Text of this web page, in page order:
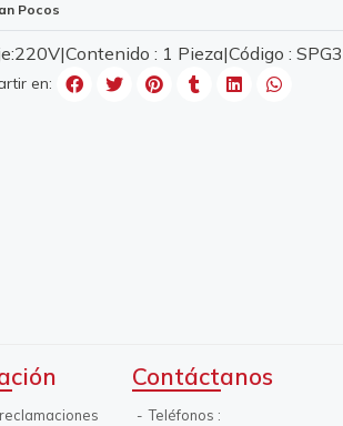
Pocos
: 1 Pieza|Código :
en:
Contáctanos
Teléfonos